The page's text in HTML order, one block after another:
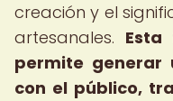
creación y el
artesanales. Esta
permite generar
con el público,